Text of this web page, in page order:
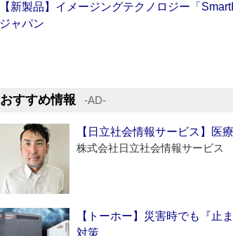
【新製品】イメージングテクノロジー「
ジャパン
おすすめ情報 ‐AD‐
【日立社会情報サービス】医
株式会社日立社会情報サービス
【トーホー】災害時でも『
対策